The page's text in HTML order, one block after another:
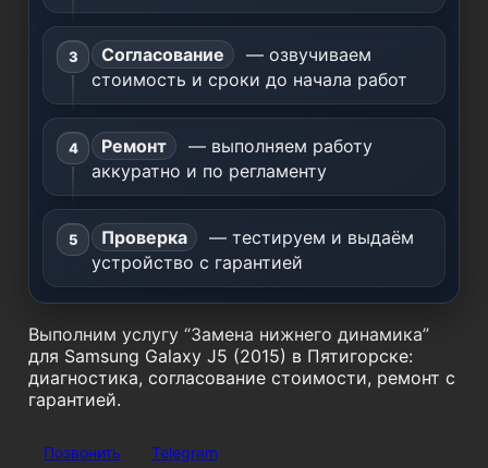
Согласование
— озвучиваем
стоимость и сроки до начала работ
Ремонт
— выполняем работу
аккуратно и по регламенту
Проверка
— тестируем и выдаём
устройство с гарантией
Выполним услугу “Замена нижнего динамика”
для Samsung Galaxy J5 (2015) в Пятигорске:
диагностика, согласование стоимости, ремонт с
гарантией.
Позвонить Telegram